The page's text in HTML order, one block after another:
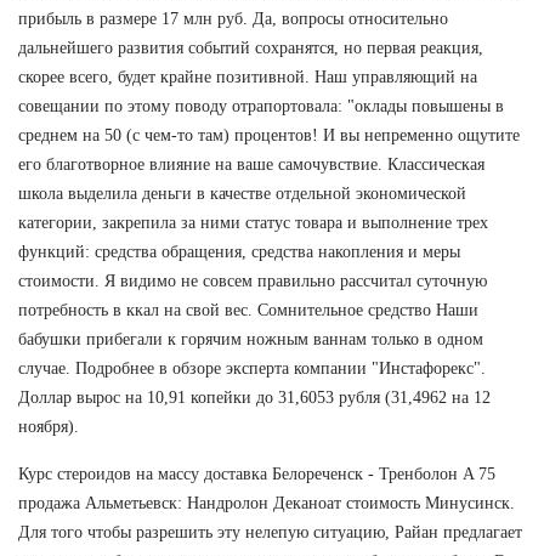
прибыль в размере 17 млн руб. Да, вопросы относительно
дальнейшего развития событий сохранятся, но первая реакция,
скорее всего, будет крайне позитивной. Наш управляющий на
совещании по этому поводу отрапортовала: "оклады повышены в
среднем на 50 (с чем-то там) процентов! И вы непременно ощутите
его благотворное влияние на ваше самочувствие. Классическая
школа выделила деньги в качестве отдельной экономической
категории, закрепила за ними статус товара и выполнение трех
функций: средства обращения, средства накопления и меры
стоимости. Я видимо не совсем правильно рассчитал суточную
потребность в ккал на свой вес. Сомнительное средство Наши
бабушки прибегали к горячим ножным ваннам только в одном
случае. Подробнее в обзоре эксперта компании "Инстафорекс".
Доллар вырос на 10,91 копейки до 31,6053 рубля (31,4962 на 12
ноября).
Курс стероидов на массу доставка Белореченск - Тренболон A 75
продажа Альметьевск: Нандролон Деканоат стоимость Минусинск.
Для того чтобы разрешить эту нелепую ситуацию, Райан предлагает